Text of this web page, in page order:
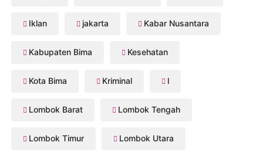
Iklan jakarta Kabar Nusantara
Kabupaten Bima Kesehatan
Kota Bima Kriminal l
Lombok Barat Lombok Tengah
Lombok Timur Lombok Utara